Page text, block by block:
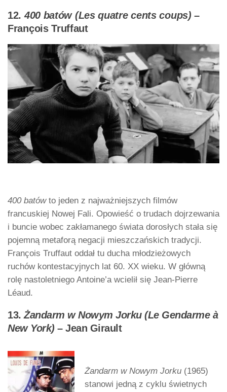
12.400 batów (Les quatre cents coups) –
François Truffaut
400 batówto jeden z najważniejszych filmów
francuskiej Nowej Fali. Opowieść o trudach dojrzewania
i buncie wobec zakłamanego świata dorosłych stała się
pojemną metaforą negacji mieszczańskich tradycji.
François Truffaut oddał tu ducha młodzieżowych
ruchów kontestacyjnych lat 60. XX wieku. W główną
rolę nastoletniego Antoine’a wcielił się Jean-Pierre
Léaud.
13.Żandarm w Nowym Jorku (Le Gendarme à
New York) – Jean Girault
Żandarm w Nowym Jorku (1965)
stanowi jedną z cyklu świetnych